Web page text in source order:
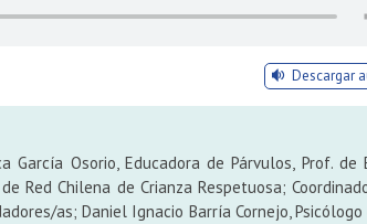
Descargar
Osorio, Educadora de Párvulos, Prof. de
Red Chilena de Crianza Respetuosa;
as; Daniel Ignacio Barría Cornejo, Psicólogo